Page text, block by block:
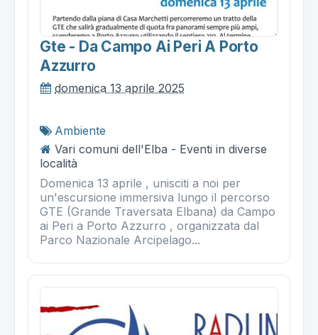
Gte - Da Campo Ai Peri A Porto
Azzurro
domenica 13 aprile 2025
Ambiente
Vari comuni dell'Elba - Eventi in diverse
località
Domenica 13 aprile , unisciti a noi per
un'escursione immersiva lungo il percorso
GTE (Grande Traversata Elbana) da Campo
ai Peri a Porto Azzurro , organizzata dal
Parco Nazionale Arcipelago...